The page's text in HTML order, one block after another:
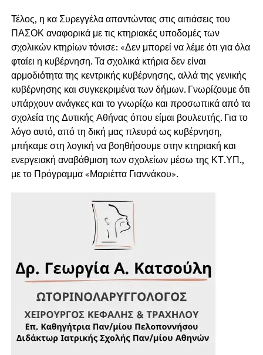
Τέλος, η κα Συρεγγέλα απαντώντας στις αιτιάσεις του
ΠΑΣΟΚ αναφορικά με τις κτηριακές υποδομές των
σχολικών κτηρίων τόνισε: «Δεν μπορεί να λέμε ότι για όλα
φταίει η κυβέρνηση. Τα σχολικά κτήρια δεν είναι
αρμοδιότητα της κεντρικής κυβέρνησης, αλλά της γενικής
κυβέρνησης και συγκεκριμένα των δήμων. Γνωρίζουμε ότι
υπάρχουν ανάγκες και το γνωρίζω και προσωπικά από τα
σχολεία της Δυτικής Αθήνας όπου είμαι βουλευτής. Για το
λόγο αυτό, από τη δική μας πλευρά ως κυβέρνηση,
μπήκαμε στη λογική να βοηθήσουμε στην κτηριακή και
ενεργειακή αναβάθμιση των σχολείων μέσω της ΚΤ.ΥΠ.,
με το Πρόγραμμα «Μαριέττα Γιαννάκου».